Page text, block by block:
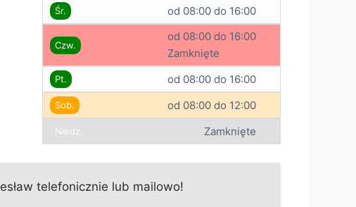
Śr. od 08:00 do 16:00
Czw.
od 08:00 do 16:00
Zamknięte
Pt. od 08:00 do 16:00
Sob. od 08:00 do 12:00
Niedz. Zamknięte
telefonicznie lub mailowo!